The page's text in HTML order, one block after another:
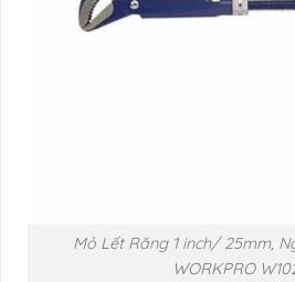
Mỏ Lết Răng 1 inch/ 25mm,
WORKPRO